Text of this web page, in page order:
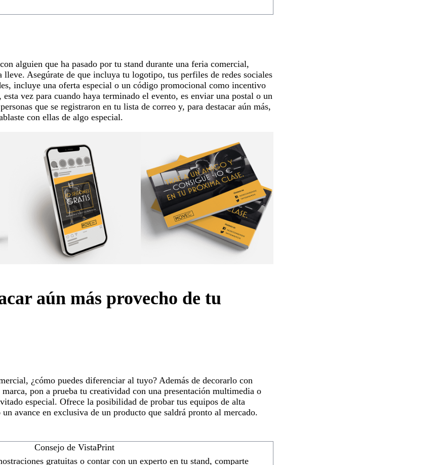
alguien que ha pasado por tu stand durante una feria comercial,
lleve. Asegúrate de que incluya tu logotipo, tus perfiles de redes sociales
incluye una oferta especial o un código promocional como incentivo
vez para cuando haya terminado el evento, es enviar una postal o un
que se registraron en tu lista de correo y, para destacar aún más,
con ellas de algo especial.
aún más provecho de tu
¿cómo puedes diferenciar al tuyo? Además de decorarlo con
pon a prueba tu creatividad con una presentación multimedia o
especial. Ofrece la posibilidad de probar tus equipos de alta
avance en exclusiva de un producto que saldrá pronto al mercado.
Consejo de VistaPrint
gratuitas o contar con un experto en tu stand, comparte